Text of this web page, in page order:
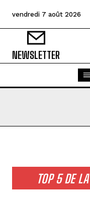
vendredi 7 août 2026
NEWSLETTER
TOP 5 DE